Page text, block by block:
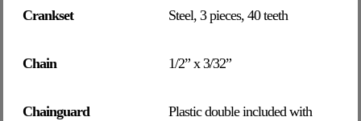
Crankset Steel, 3 pieces, 40 teeth
Chain 1/2” x 3/32”
Chainguard
Plastic double included with